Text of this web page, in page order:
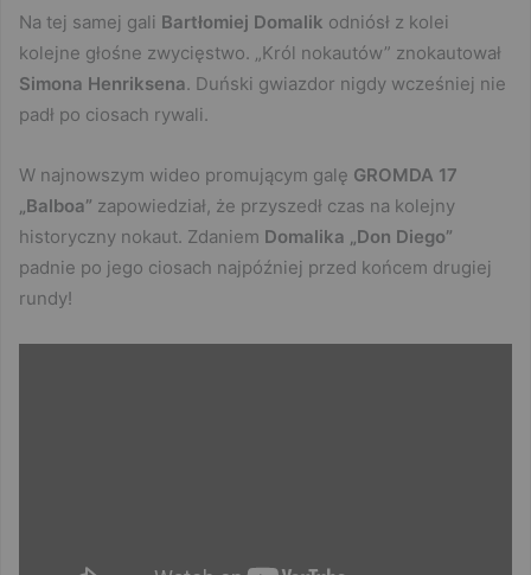
Na tej samej gali Bartłomiej Domalik odniósł z kolei
kolejne głośne zwycięstwo. „Król nokautów” znokautował
Simona Henriksena. Duński gwiazdor nigdy wcześniej nie
padł po ciosach rywali.
W najnowszym wideo promującym galę GROMDA 17
„Balboa” zapowiedział, że przyszedł czas na kolejny
historyczny nokaut. Zdaniem Domalika
„Don Diego”
padnie po jego ciosach najpóźniej przed końcem drugiej
rundy!